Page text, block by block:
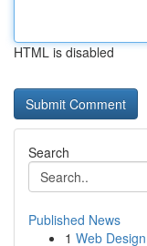
HTML is disabled
Search
Published News
1 Web